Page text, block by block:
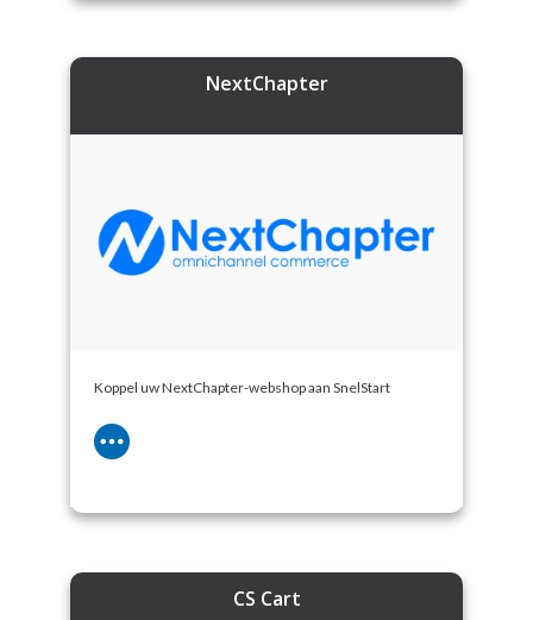
NextChapter
Koppel uw NextChapter-webshop aan SnelStart
CS Cart